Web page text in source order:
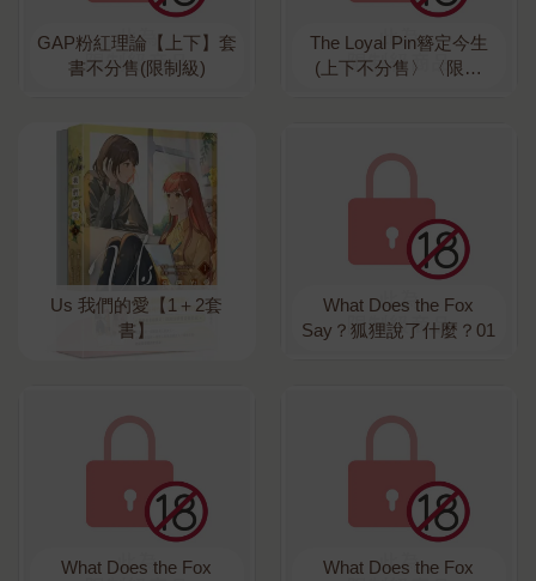
GAP粉紅理論【上下】套
書不分售(限制級)
The Loyal Pin簪定今生
(上下不分售〉〈限制
Us 我們的愛【1＋2套
書】
What Does the Fox
Say？狐狸說了什麼？01
What Does the Fox
What Does the Fox